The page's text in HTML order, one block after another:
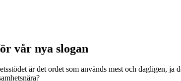
vår nya slogan
är det ordet som används mest och dagligen, ja